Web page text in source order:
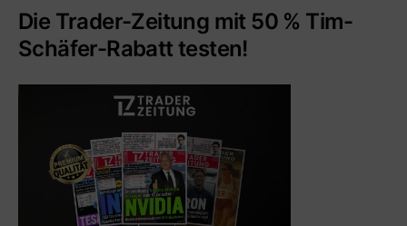
Die Trader-Zeitung mit 50 % Tim-
Schäfer-Rabatt testen!